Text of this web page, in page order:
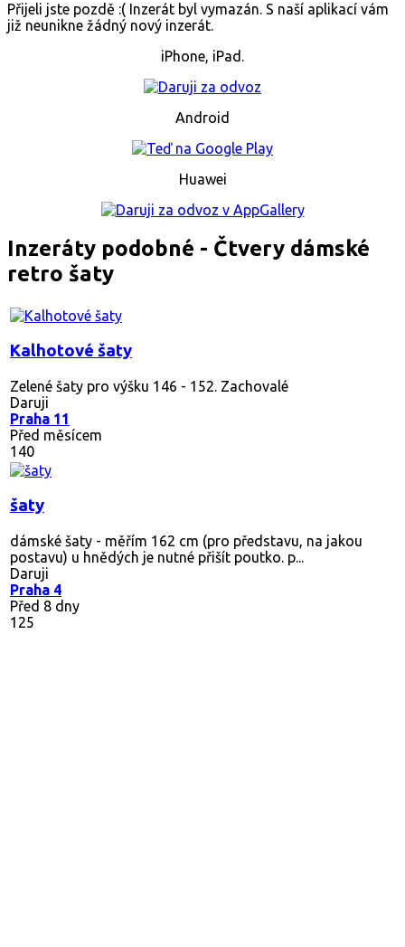
Přijeli jste pozdě :( Inzerát byl vymazán. S naší aplikací vám
již neunikne žádný nový inzerát.
iPhone, iPad.
Android
Huawei
Inzeráty podobné - Čtvery dámské
retro šaty
Kalhotové šaty
Zelené šaty pro výšku 146 - 152. Zachovalé
Daruji
Praha 11
Před měsícem
140
šaty
dámské šaty - měřím 162 cm (pro představu, na jakou
postavu) u hnědých je nutné přišít poutko. p...
Daruji
Praha 4
Před 8 dny
125